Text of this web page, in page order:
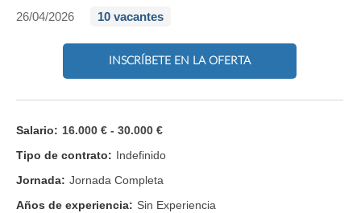
26/04/2026
10 vacantes
INSCRÍBETE EN LA OFERTA
Salario: 16.000 € - 30.000 €
Tipo de contrato: Indefinido
Jornada: Jornada Completa
Años de experiencia: Sin Experiencia